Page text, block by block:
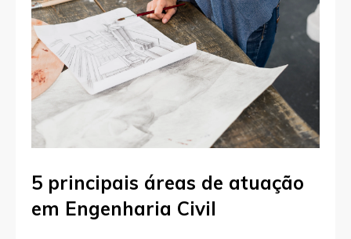
5 principais áreas de atuação
em Engenharia Civil